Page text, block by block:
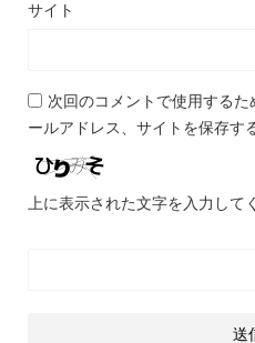
サイト
次回のコメントで使用する
ールアドレス、サイトを保存す
上に表示された文字を入力して